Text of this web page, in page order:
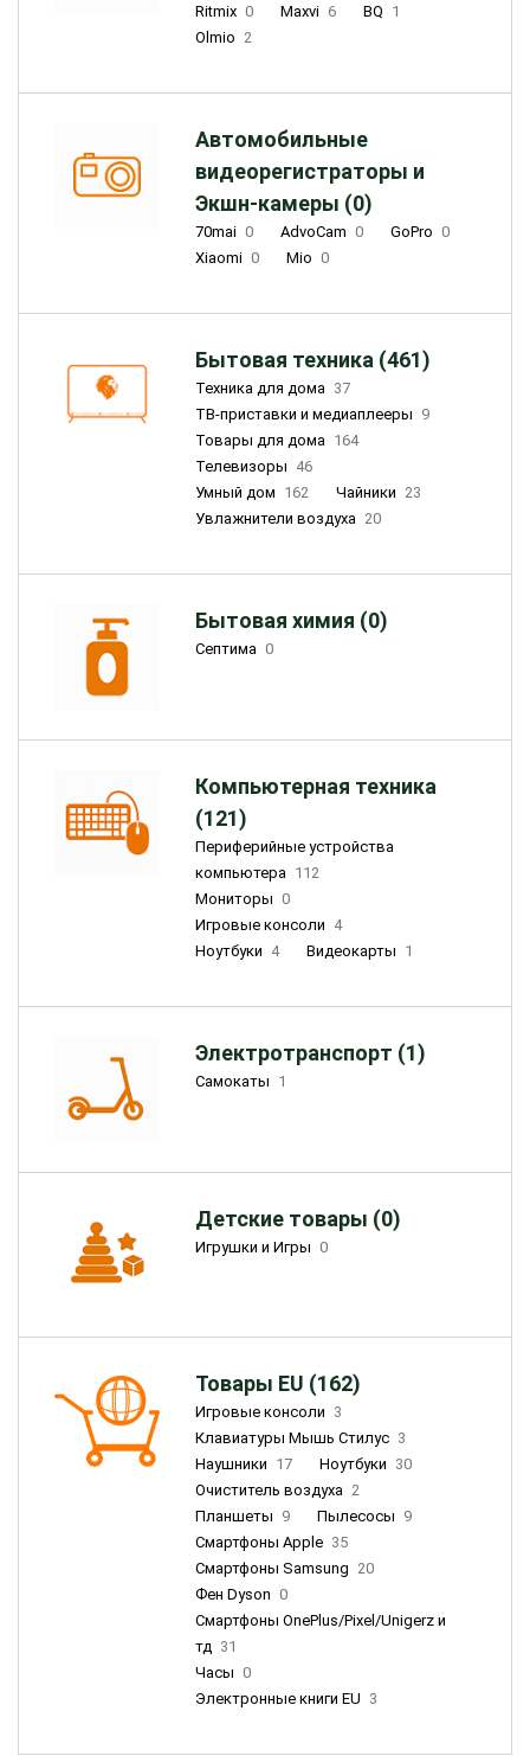
Ritmix 0 Maxvi 6 BQ 1
Olmio 2
Автомобильные
видеорегистраторы и
Экшн-камеры (0)
70mai 0 AdvoCam 0 GoPro 0
Xiaomi 0 Mio 0
Бытовая техника (461)
Техника для дома 37
ТВ-приставки и медиаплееры 9
Товары для дома 164
Телевизоры 46
Умный дом 162 Чайники 23
Увлажнители воздуха 20
Бытовая химия (0)
Септима 0
Компьютерная техника
(121)
Периферийные устройства
компьютера 112
Мониторы 0
Игровые консоли 4
Ноутбуки 4 Видеокарты 1
Электротранспорт (1)
Самокаты 1
Детские товары (0)
Игрушки и Игры 0
Товары EU (162)
Игровые консоли 3
Клавиатуры Мышь Стилус 3
Наушники 17 Ноутбуки 30
Очиститель воздуха 2
Планшеты 9 Пылесосы 9
Смартфоны Apple 35
Смартфоны Samsung 20
Фен Dyson 0
Смартфоны OnePlus/Pixel/Unigerz и
тд 31
Часы 0
Электронные книги EU 3